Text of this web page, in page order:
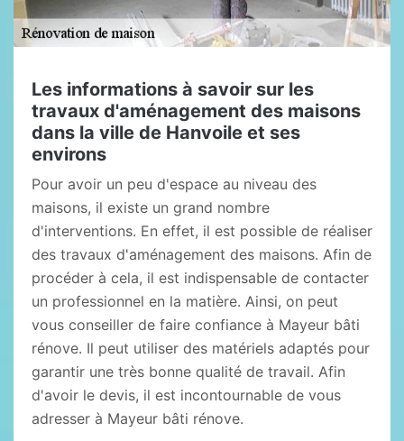
Les informations à savoir sur les
travaux d'aménagement des maisons
dans la ville de Hanvoile et ses
environs
Pour avoir un peu d'espace au niveau des
maisons, il existe un grand nombre
d'interventions. En effet, il est possible de réaliser
des travaux d'aménagement des maisons. Afin de
procéder à cela, il est indispensable de contacter
un professionnel en la matière. Ainsi, on peut
vous conseiller de faire confiance à Mayeur bâti
rénove. Il peut utiliser des matériels adaptés pour
garantir une très bonne qualité de travail. Afin
d'avoir le devis, il est incontournable de vous
adresser à Mayeur bâti rénove.